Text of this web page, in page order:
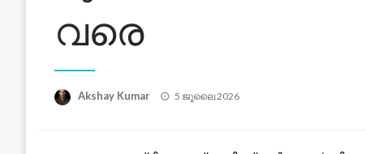
വരെ
Akshay Kumar
Posted
5 ജൂലൈ 2026